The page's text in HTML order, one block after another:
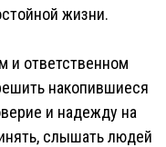
жизни.
и ответственном
накопившиеся
и надежду на
слышать людей